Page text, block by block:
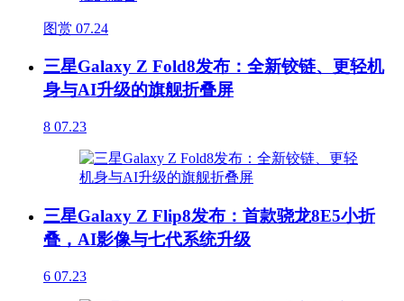
图赏 07.24
三星Galaxy Z Fold8发布：全新铰链、更轻机
身与AI升级的旗舰折叠屏
8 07.23
三星Galaxy Z Flip8发布：首款骁龙8E5小折
叠，AI影像与七代系统升级
6 07.23